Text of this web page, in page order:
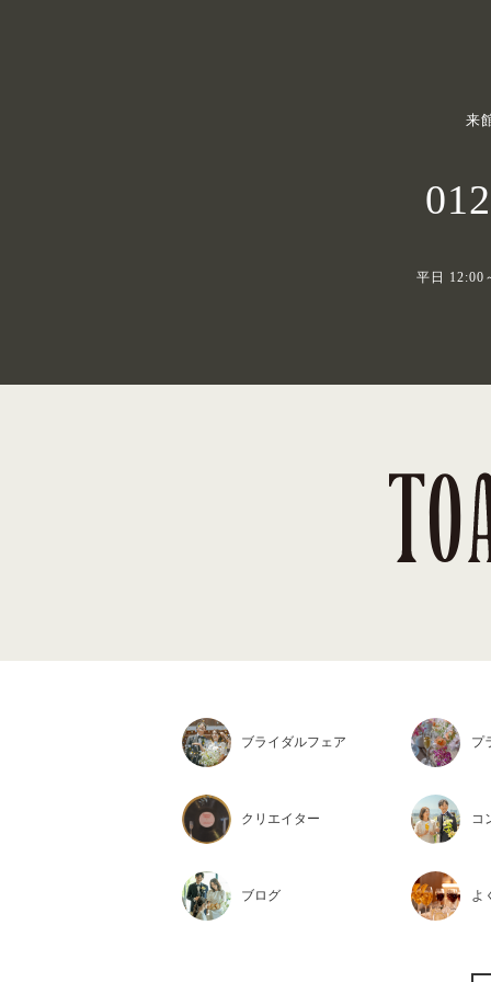
来
平日 12:00
ブライダルフェア プ
クリエイター コ
ブログ よ